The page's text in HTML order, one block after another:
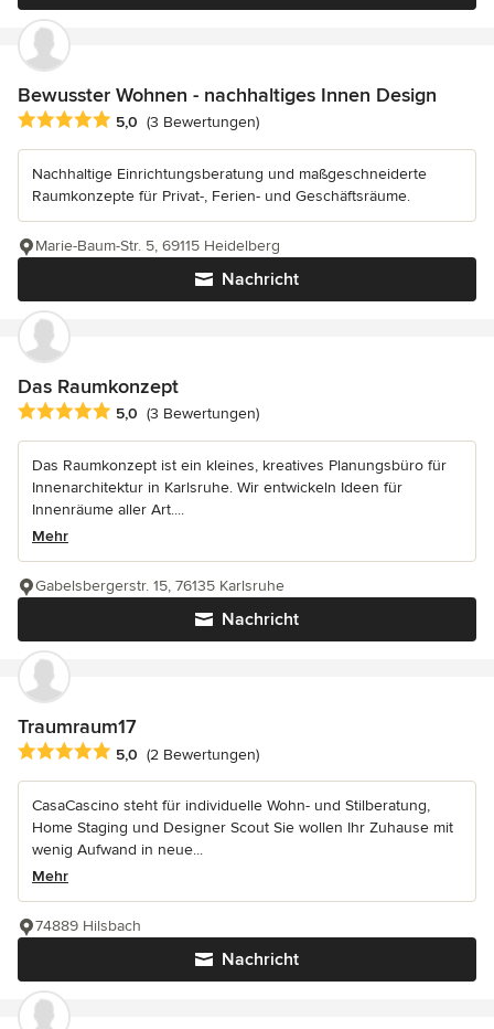
Bewusster Wohnen - nachhaltiges Innen Design
Durchschnittliche Bewertung: 5 von 5 Sternen
5,0 (3 Bewertungen)
Nachhaltige Einrichtungsberatung und maßgeschneiderte
Raumkonzepte für Privat-, Ferien- und Geschäftsräume.
Nachricht
Marie-Baum-Str. 5, 69115 Heidelberg
Das Raumkonzept
Durchschnittliche Bewertung: 5 von 5 Sternen
5,0 (3 Bewertungen)
Das Raumkonzept ist ein kleines, kreatives Planungsbüro für
Innenarchitektur in Karlsruhe. Wir entwickeln Ideen für
Innenräume aller Art....
Mehr
Nachricht
Gabelsbergerstr. 15, 76135 Karlsruhe
Traumraum17
Durchschnittliche Bewertung: 5 von 5 Sternen
5,0 (2 Bewertungen)
CasaCascino steht für individuelle Wohn- und Stilberatung,
Home Staging und Designer Scout Sie wollen Ihr Zuhause mit
wenig Aufwand in neue...
Mehr
Nachricht
74889 Hilsbach